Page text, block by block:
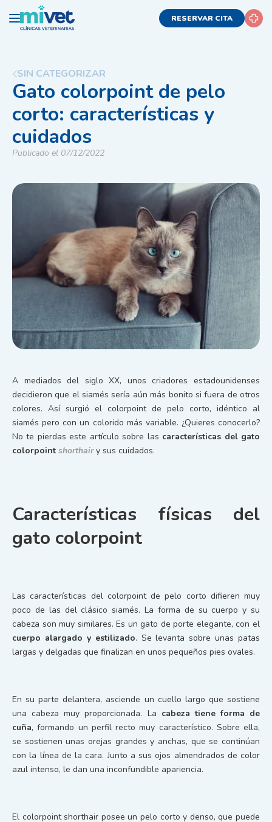
RESERVAR CITA
SIN CATEGORIZAR
Gato colorpoint de pelo
corto: características y
cuidados
Publicado el 07/12/2022
A mediados del siglo XX, unos criadores estadounidenses
decidieron que el siamés sería aún más bonito si fuera de otros
colores. Así surgió el colorpoint de pelo corto, idéntico al
siamés pero con un colorido más variable. ¿Quieres conocerlo?
No te pierdas este artículo sobre las características del gato
colorpoint shorthairy sus cuidados.
Características físicas del
gato colorpoint
Las características del colorpoint de pelo corto difieren muy
poco de las del clásico siamés. La forma de su cuerpo y su
cabeza son muy similares. Es un gato de porte elegante, con el
cuerpo alargado y estilizado. Se levanta sobre unas patas
largas y delgadas que finalizan en unos pequeños pies ovales.
En su parte delantera, asciende un cuello largo que sostiene
una cabeza muy proporcionada. La cabeza tiene forma de
cuña, formando un perfil recto muy característico. Sobre ella,
se sostienen unas orejas grandes y anchas, que se continúan
con la línea de la cara. Junto a sus ojos almendrados de color
azul intenso, le dan una inconfundible apariencia.
El colorpoint shorthair posee un pelo corto y denso, que puede